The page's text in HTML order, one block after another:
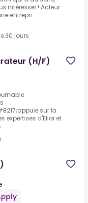
intéresser ! Acteur
entrepri...
30 jours
(H/F)
sur la
expertises d'Elior et